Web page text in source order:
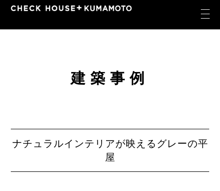
建築事例
ナチュラルインテリアが映えるグレーの平
屋